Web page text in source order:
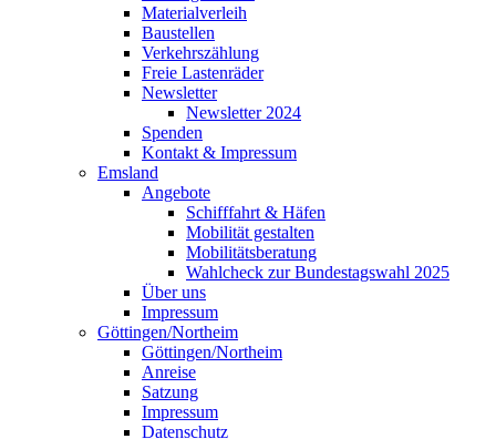
Materialverleih
Baustellen
Verkehrszählung
Freie Lastenräder
Newsletter
Newsletter 2024
Spenden
Kontakt & Impressum
Emsland
Angebote
Schifffahrt & Häfen
Mobilität gestalten
Mobilitätsberatung
Wahlcheck zur Bundestagswahl 2025
Über uns
Impressum
Göttingen/Northeim
Göttingen/Northeim
Anreise
Satzung
Impressum
Datenschutz